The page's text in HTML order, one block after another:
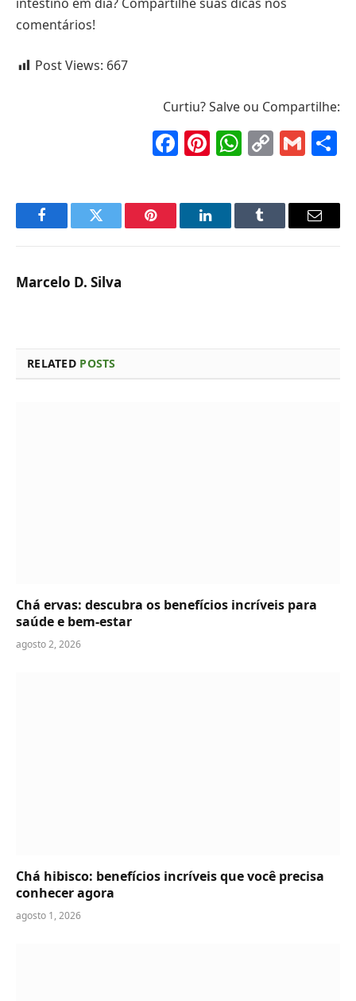
comentários!
Post Views: 667
Curtiu? Salve ou Compartilhe:
Facebook
Pinterest
Copy
FacebookTwitter Pinterest LinkedInTumblr Email
Marcelo D. Silva
RELATED POSTS
Chá ervas: descubra os benefícios incríveis para
saúde e bem-estar
agosto 2, 2026
Chá hibisco: benefícios incríveis que você precisa
conhecer agora
agosto 1, 2026